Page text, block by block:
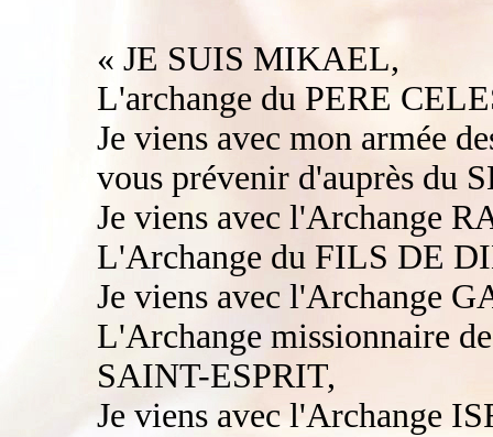
« JE SUIS MIKAEL,
L'archange du PERE
Je viens avec mon armée
vous prévenir d'auprès du
Je viens avec l'Archange
L'Archange du FILS DE
Je viens avec l'Archange
L'Archange missionnaire
SAINT-ESPRIT,
Je viens avec l'Archange